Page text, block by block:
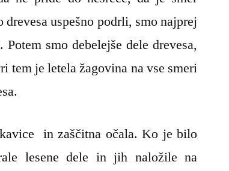
uspešno podrli, smo najprej
smo debelejše dele drevesa,
tem je letela žagovina na vse smeri
in zaščitna očala. Ko je bilo
lesene dele in jih naložile na